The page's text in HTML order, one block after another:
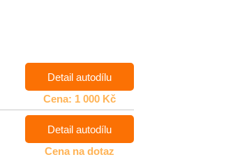
Detail autodílu
Cena: 1 000 Kč
Detail autodílu
Cena na dotaz